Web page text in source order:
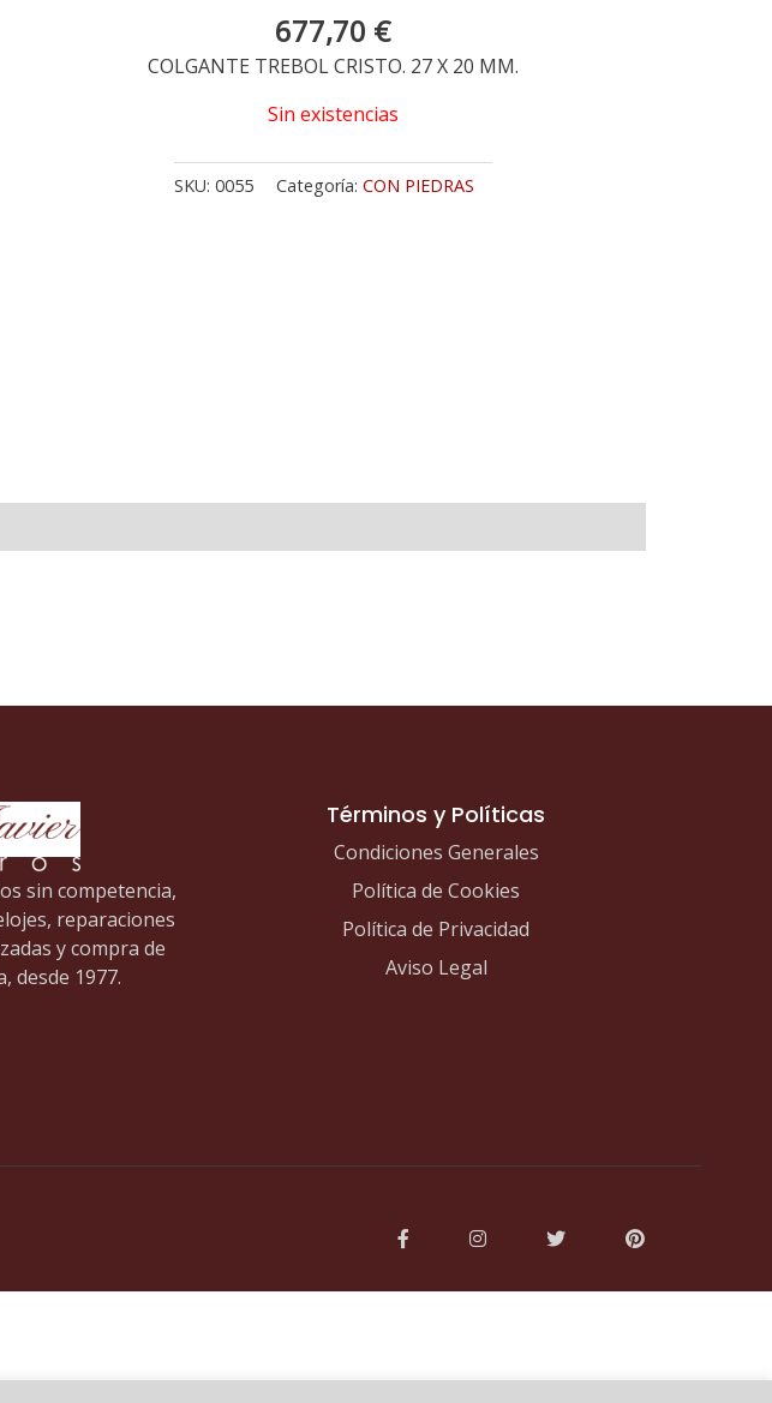
677,70 €
COLGANTE TREBOL CRISTO. 27 X 20 MM.
Sin existencias
SKU: 0055 Categoría: CON PIEDRAS
sin competencia,
reparaciones
y compra de
desde 1977.
Términos y Políticas
Condiciones Generales
Política de Cookies
Política de Privacidad
Aviso Legal